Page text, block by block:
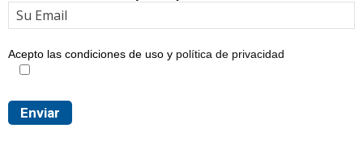
Acepto las condiciones de uso y política de privacidad